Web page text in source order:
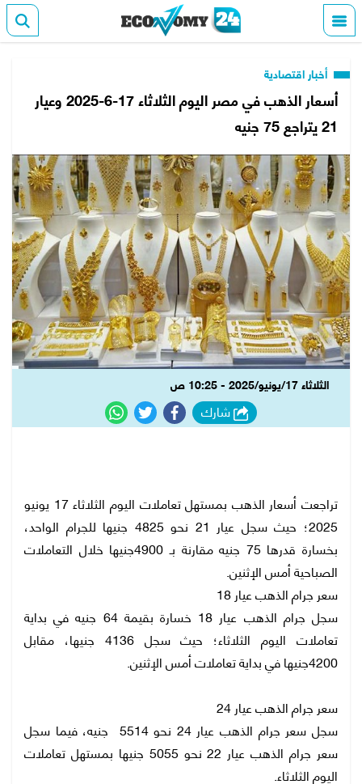
أخبار اقتصادية
أسعار الذهب في مصر اليوم الثلاثاء 17-6-2025 وعيار
21 يتراجع 75 جنيه
الثلاثاء 17/يونيو/2025 - 10:25 ص
شارك
تراجعت أسعار الذهب بمستهل تعاملات اليوم الثلاثاء 17 يونيو
2025؛ حيث سجل عيار 21 نحو 4825 جنيها للجرام الواحد،
بخسارة قدرها 75 جنيه مقارنة بـ 4900جنيها خلال التعاملات
الصباحية أمس الإثنين.
سعر جرام الذهب عيار 18
سجل جرام الذهب عيار 18 خسارة بقيمة 64 جنيه في بداية
تعاملات اليوم الثلاثاء؛ حيث سجل 4136 جنيها، مقابل
4200جنيها في بداية تعاملات أمس الإثنين.
سعر جرام الذهب عيار 24
سجل سعر جرام الذهب عيار 24 نحو 5514 جنيه، فيما سجل
سعر جرام الذهب عيار 22 نحو 5055 جنيها بمستهل تعاملات
اليوم الثلاثاء.